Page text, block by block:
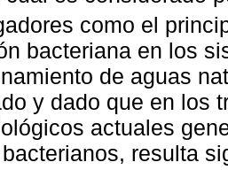
como el
bacteriana en los
de aguas
y dado que en los
actuales
resulta